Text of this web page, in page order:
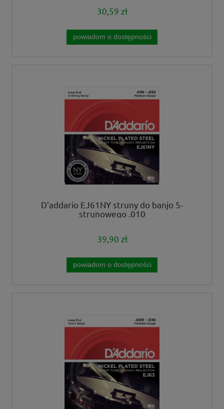
30,59 zł
powiadom o dostępności
D'addario EJ61NY struny do banjo 5-
strunowego .010
39,90 zł
powiadom o dostępności